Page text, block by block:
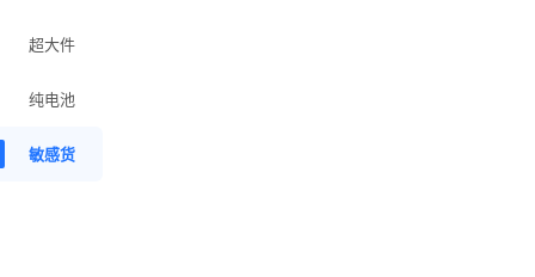
超大件
纯电池
敏感货